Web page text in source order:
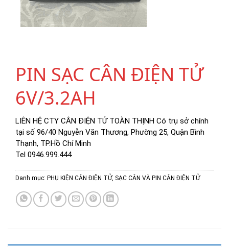
PIN SẠC CÂN ĐIỆN TỬ
6V/3.2AH
LIÊN HỆ CTY CÂN ĐIỆN TỬ TOÀN THỊNH Có trụ sở chính
tại số 96/40 Nguyễn Văn Thương, Phường 25, Quận Bình
Thạnh, TP.Hồ Chí Minh
Tel 0946.999.444
Danh mục: PHỤ KIỆN CÂN ĐIỆN TỬ, SẠC CÂN VÀ PIN CÂN ĐIỆN TỬ